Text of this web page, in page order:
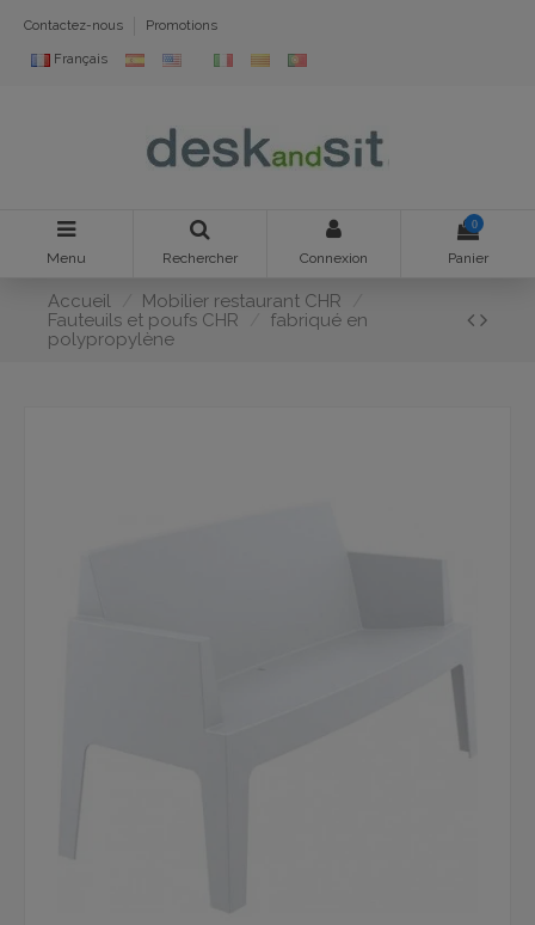
Contactez-nous Promotions
Français
Menu Rechercher Connexion
0
Panier
Accueil
Mobilier restaurant CHR
Fauteuils et poufs CHR
fabriqué en
polypropylène